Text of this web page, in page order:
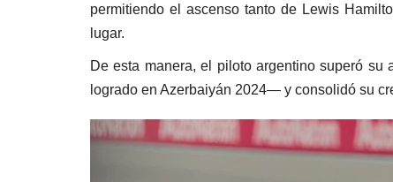
permitiendo el ascenso tanto de Lewis
lugar.
De esta manera, el piloto argentino superó
logrado en Azerbaiyán 2024— y consolidó su